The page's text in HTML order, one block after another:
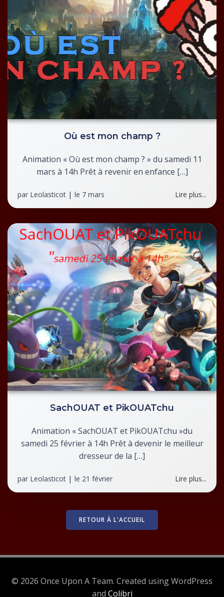
Où est mon champ ?
Animation « Où est mon champ ? » du samedi 11
mars à 14h Prêt à revenir en enfance […]
par Leolasticot | le 7 mars Lire plus...
SachOUAT et PikOUATchu
Animation « SachOUAT et PikOUATchu »du
samedi 25 février à 14h Prêt à devenir le meilleur
dresseur de la […]
par Leolasticot | le 21 février Lire plus...
RETOUR À L'ACCUEIL
© 2026 Once Upon A Team. Created using WordPress
and Colibri